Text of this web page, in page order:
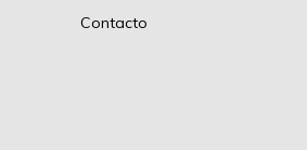
Contacto